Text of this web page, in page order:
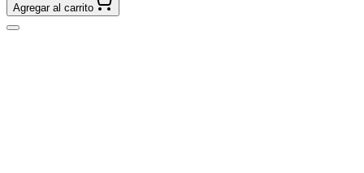
Agregar al carrito